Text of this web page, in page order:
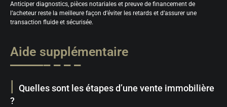
Anticiper diagnostics, pièces notariales et preuve de financement de
l’acheteur reste la meilleure façon d’éviter les retards et d’assurer une
transaction fluide et sécurisée.
Aide supplémentaire
Quelles sont les étapes d’une vente immobilière
?